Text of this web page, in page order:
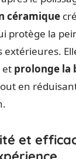
céramique
protège la
extérieures.
et prolonge la
en
et